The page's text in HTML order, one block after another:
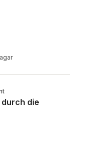
antal röster:
durch die